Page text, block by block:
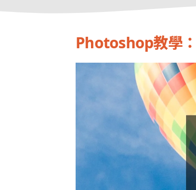
Photoshop教學